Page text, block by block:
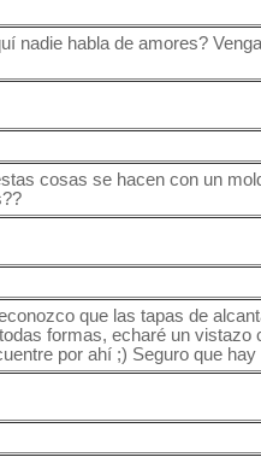
nadie habla de amores?
cosas se hacen con un
que las tapas de
formas, echaré un vistazo
por ahí ;) Seguro que